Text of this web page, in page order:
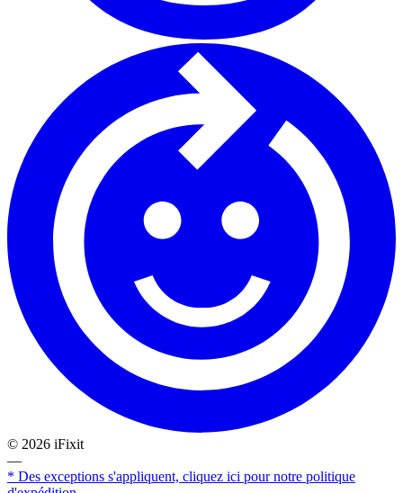
© 2026 iFixit
—
* Des exceptions s'appliquent, cliquez ici pour notre politique